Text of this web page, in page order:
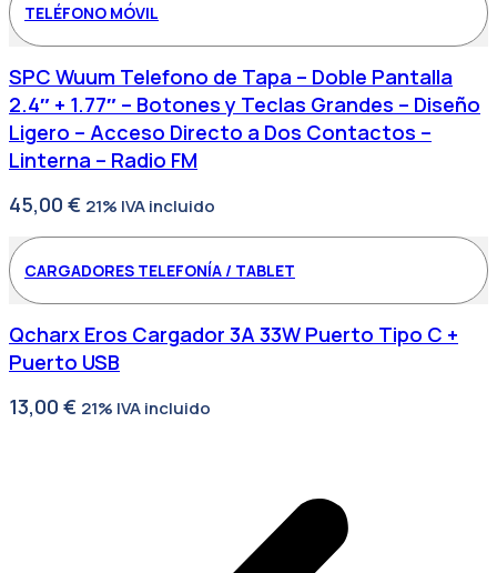
TELÉFONO MÓVIL
SPC Wuum Telefono de Tapa – Doble Pantalla
2.4″ + 1.77″ – Botones y Teclas Grandes – Diseño
Ligero – Acceso Directo a Dos Contactos –
Linterna – Radio FM
45,00 € 21% IVA incluido
CARGADORES TELEFONÍA / TABLET
Qcharx Eros Cargador 3A 33W Puerto Tipo C +
Puerto USB
13,00 € 21% IVA incluido